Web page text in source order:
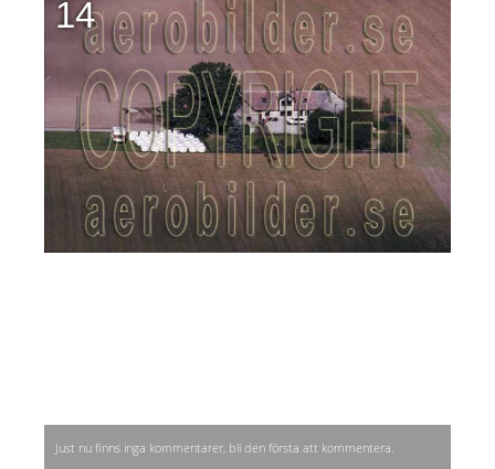
14
Just nu finns inga kommentarer, bli den första att kommentera.